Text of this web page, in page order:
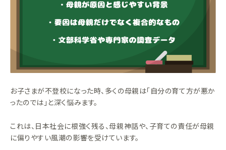
お子さまが不登校になった時、多くの母親は「自分の育て方が悪か
ったのでは」と深く悩みます。
これは、日本社会に根強く残る、母親神話や、子育ての責任が母親
に偏りやすい風潮の影響を受けています。